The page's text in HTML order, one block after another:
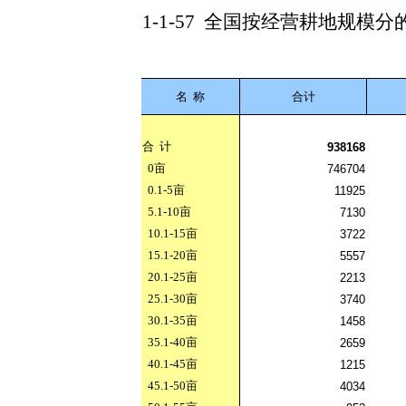
1-1-57 全国按经营耕地规模分
名 称 合计
合 计
938168
0亩
746704
0.1-5亩
11925
5.1-10亩
7130
10.1-15亩
3722
15.1-20亩
5557
20.1-25亩
2213
25.1-30亩
3740
30.1-35亩
1458
35.1-40亩
2659
40.1-45亩
1215
45.1-50亩
4034